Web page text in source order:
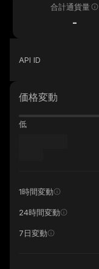
合計通貨量
-
API ID
価格変動
低
1時間変動
24時間変動
7日変動